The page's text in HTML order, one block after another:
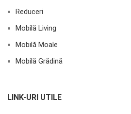
Reduceri
Mobilă Living
Mobilă Moale
Mobilă Grădină
LINK-URI UTILE